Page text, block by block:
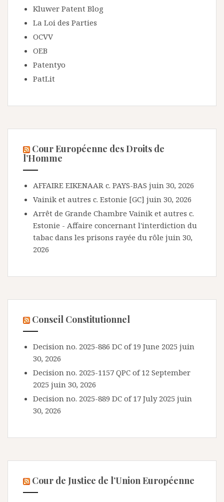
Kluwer Patent Blog
La Loi des Parties
OCVV
OEB
Patentyo
PatLit
Cour Européenne des Droits de
l’Homme
AFFAIRE EIKENAAR c. PAYS-BAS juin 30, 2026
Vainik et autres c. Estonie [GC] juin 30, 2026
Arrêt de Grande Chambre Vainik et autres c.
Estonie - Affaire concernant l'interdiction du
tabac dans les prisons rayée du rôle juin 30,
2026
Conseil Constitutionnel
Decision no. 2025-886 DC of 19 June 2025 juin
30, 2026
Decision no. 2025-1157 QPC of 12 September
2025 juin 30, 2026
Decision no. 2025-889 DC of 17 July 2025 juin
30, 2026
Cour de Justice de l’Union Européenne